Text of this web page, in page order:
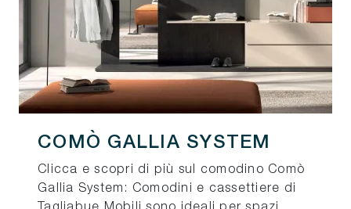
COMÒ GALLIA SYSTEM
Clicca e scopri di più sul comodino Comò
Gallia System: Comodini e cassettiere di